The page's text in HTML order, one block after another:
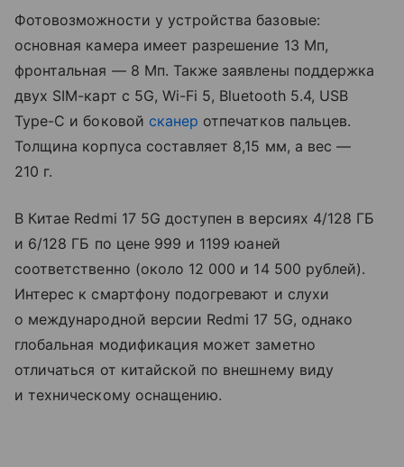
Фотовозможности у устройства базовые:
основная камера имеет разрешение 13 Мп,
фронтальная — 8 Мп. Также заявлены поддержка
двух SIM-карт с 5G, Wi-Fi 5, Bluetooth 5.4, USB
Type-C и боковой сканер отпечатков пальцев.
Толщина корпуса составляет 8,15 мм, а вес —
210 г.
В Китае Redmi 17 5G доступен в версиях 4/128 ГБ
и 6/128 ГБ по цене 999 и 1199 юаней
соответственно (около 12 000 и 14 500 рублей).
Интерес к смартфону подогревают и слухи
о международной версии Redmi 17 5G, однако
глобальная модификация может заметно
отличаться от китайской по внешнему виду
и техническому оснащению.